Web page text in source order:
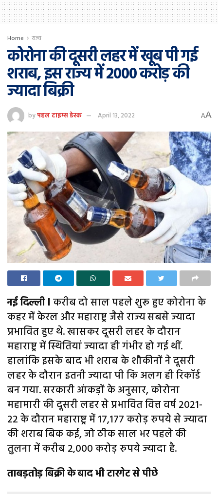
Home राज्य
कोरोना की दूसरी लहर में खूब पी गई
शराब, इस राज्य में 2000 करोड़ की
ज्यादा बिक्री
byपहल टाइम्स डेस्क April 13, 2022 AA
नई दिल्ली lकरीब दो साल पहले शुरू हुए कोरोना के
कहर में केरल और महाराष्ट्र जैसे राज्य सबसे ज्यादा
प्रभावित हुए थे. खासकर दूसरी लहर के दौरान
महाराष्ट्र में स्थितियां ज्यादा ही गंभीर हो गई थीं.
हालांकि इसके बाद भी शराब के शौकीनों ने दूसरी
लहर के दौरान इतनी ज्यादा पी कि अलग ही रिकॉर्ड
बन गया. सरकारी आंकड़ों के अनुसार, कोरोना
महामारी की दूसरी लहर से प्रभावित वित्त वर्ष 2021-
22 के दौरान महाराष्ट्र में 17,177 करोड़ रुपये से ज्यादा
की शराब बिक कई, जो ठीक साल भर पहले की
तुलना में करीब 2,000 करोड़ रुपये ज्यादा है.
ताबड़तोड़ बिक्री के बाद भी टारगेट से पीछे